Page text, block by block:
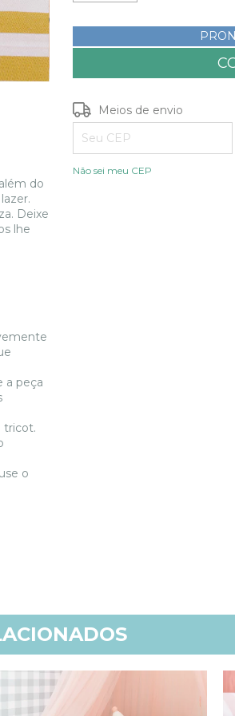
do
Deixe
lhe
a peça
tricot.
o
Entregas para o CEP:
Meios de envio
Não sei meu CEP